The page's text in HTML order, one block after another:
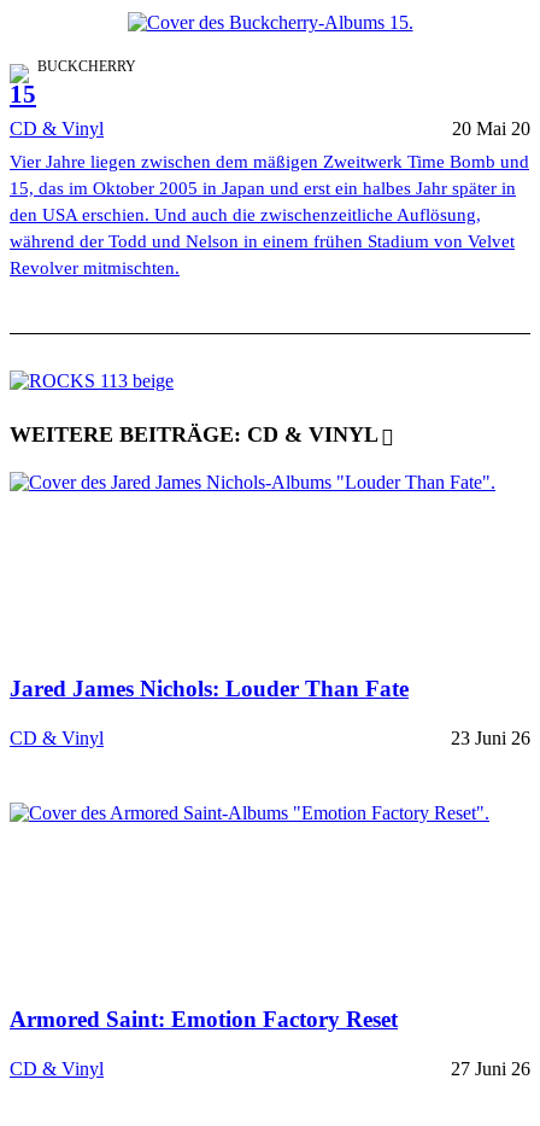
BUCKCHERRY
15
CD & Vinyl 20 Mai 20
Vier Jahre liegen zwischen dem mäßigen Zweitwerk Time Bomb und
15, das im Oktober 2005 in Japan und erst ein halbes Jahr später in
den USA erschien. Und auch die zwischenzeitliche Auflösung,
während der Todd und Nelson in einem frühen Stadium von Velvet
Revolver mitmischten.
WEITERE BEITRÄGE: CD & VINYL
Jared James Nichols: Louder Than Fate
CD & Vinyl 23 Juni 26
Armored Saint: Emotion Factory Reset
CD & Vinyl 27 Juni 26